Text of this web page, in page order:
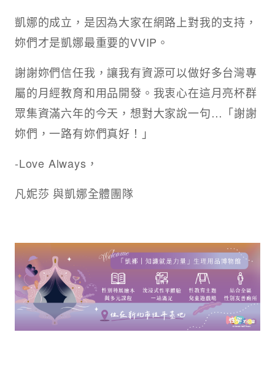
凱娜的成立，是因為大家在網路上對我的支持，
妳們才是凱娜最重要的VVIP。
謝謝妳們信任我，讓我有資源可以做好多台灣專
屬的月經教育和用品開發。我衷心在這月亮杯群
眾集資滿六年的今天，想對大家說一句…「謝謝
妳們，一路有妳們真好！」
-Love Always，
凡妮莎 與凱娜全體團隊